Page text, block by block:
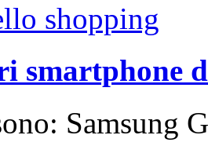
shopping
smartphone
Samsung